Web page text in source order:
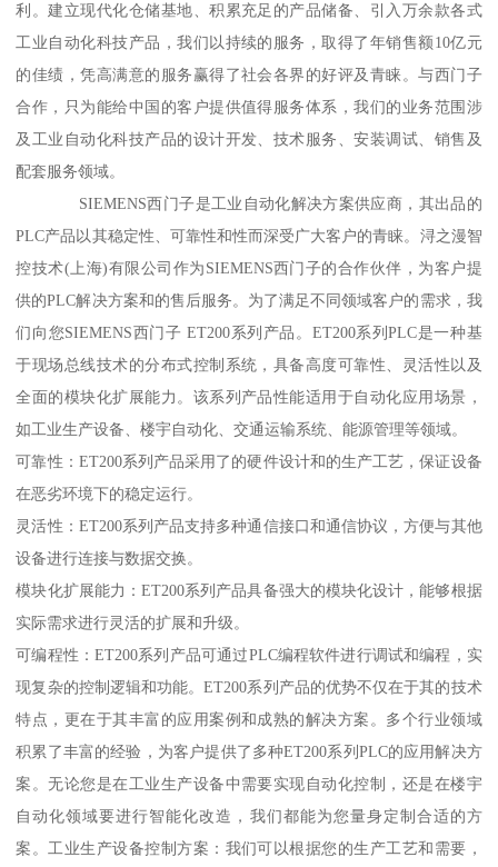
利。建立现代化仓储基地、积累充足的产品储备、引入万余款各式
工业自动化科技产品，我们以持续的服务，取得了年销售额10亿元
的佳绩，凭高满意的服务赢得了社会各界的好评及青睐。与西门子
合作，只为能给中国的客户提供值得服务体系，我们的业务范围涉
及工业自动化科技产品的设计开发、技术服务、安装调试、销售及
配套服务领域。
SIEMENS西门子是工业自动化解决方案供应商，其出品的
PLC产品以其稳定性、可靠性和性而深受广大客户的青睐。浔之漫智
控技术(上海)有限公司作为SIEMENS西门子的合作伙伴，为客户提
供的PLC解决方案和的售后服务。为了满足不同领域客户的需求，我
们向您SIEMENS西门子 ET200系列产品。ET200系列PLC是一种基
于现场总线技术的分布式控制系统，具备高度可靠性、灵活性以及
全面的模块化扩展能力。该系列产品性能适用于自动化应用场景，
如工业生产设备、楼宇自动化、交通运输系统、能源管理等领域。
可靠性：ET200系列产品采用了的硬件设计和的生产工艺，保证设备
在恶劣环境下的稳定运行。
灵活性：ET200系列产品支持多种通信接口和通信协议，方便与其他
设备进行连接与数据交换。
模块化扩展能力：ET200系列产品具备强大的模块化设计，能够根据
实际需求进行灵活的扩展和升级。
可编程性：ET200系列产品可通过PLC编程软件进行调试和编程，实
现复杂的控制逻辑和功能。ET200系列产品的优势不仅在于其的技术
特点，更在于其丰富的应用案例和成熟的解决方案。多个行业领域
积累了丰富的经验，为客户提供了多种ET200系列PLC的应用解决方
案。无论您是在工业生产设备中需要实现自动化控制，还是在楼宇
自动化领域要进行智能化改造，我们都能为您量身定制合适的方
案。工业生产设备控制方案：我们可以根据您的生产工艺和需要，